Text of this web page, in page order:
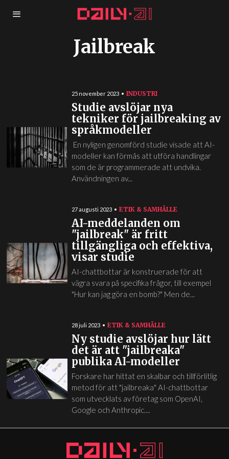
Jailbreak
25 november 2023 INDUSTRI
Studie avslöjar nya
tekniker för jailbreaking av
språkmodeller
En nyligen genomförd studie visade att AI-
modeller kan förmås att utföra handlingar
som de är programmerade att undvika.
Användningen av...
27 augusti 2023 ETIK & SAMHÄLLE
AI-meddelanden om
"jailbreak" är fritt
tillgängliga och effektiva,
visar studie
AI-chattbottar är konstruerade för att
vägra svara på specifika frågor, till exempel
"Hur kan jag göra en bomb?" Men de...
28 juli 2023 ETIK & SAMHÄLLE
Ny studie avslöjar hur lätt
det är att "jailbreaka"
publika AI-modeller
Forskare har hittat en skalbar och tillförlitlig
metod för att "jailbreaka" AI-chattbottar
som utvecklats av företag som OpenAI,
Google och Anthropic....